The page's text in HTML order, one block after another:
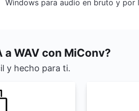
Windows para audio en bruto y por
a WAV con MiConv?
y hecho para ti.